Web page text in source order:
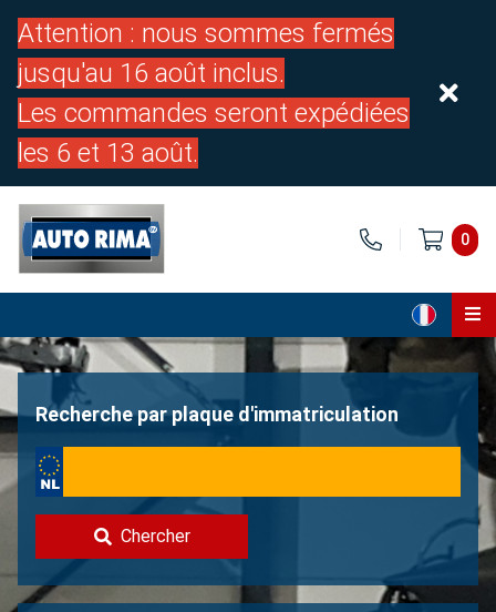
Attention : nous sommes fermés
jusqu'au 16 août inclus.
Les commandes seront expédiées
les 6 et 13 août.
0
Page d'accueil
À propos de nous
Contacter
Vendre une Volvo?
Non trouvée?
Recherche par plaque d'immatriculation
Chercher